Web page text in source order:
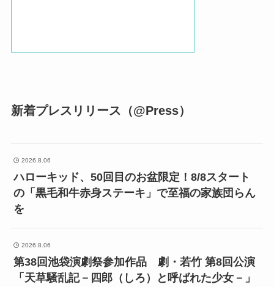
新着プレスリリース（@Press）
2026.8.06
ハローキッド、50回目のお盆限定！8/8スタート
の「黒毛和牛赤身ステーキ」で至福の家族団らん
を
2026.8.06
第38回池袋演劇祭参加作品 劇・若竹 第8回公演
「天草騒乱記－四郎（しろ）と呼ばれた少女－」